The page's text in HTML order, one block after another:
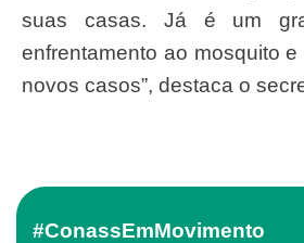
suas casas. Já é um
enfrentamento ao mosquito
novos casos”, destaca o
#ConassEmMovimento